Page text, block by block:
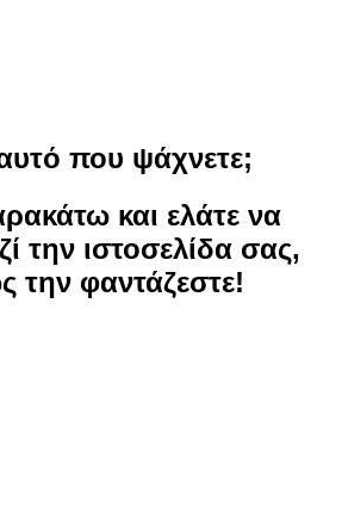
που ψάχνετε;
και ελάτε να
την ιστοσελίδα σας,
την φαντάζεστε!